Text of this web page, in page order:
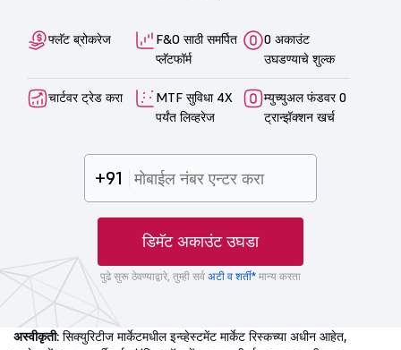
फ्लॅट ब्रोकरेज
F&O साठी समर्पित
प्लॅटफॉर्म
0 अकाउंट
उघडण्याचे शुल्क
चार्टवर ट्रेड करा
MTF सुविधा 4X
पर्यंत लिव्हरेज
म्युच्युअल फंडवर 0
ट्रान्झॅक्शन खर्च
+91
डिमॅट अकाउंट उघडा
पुढे सुरू ठेवण्याद्वारे, तुम्ही सर्व अटी व शर्ती* मान्य करता
अस्वीकृती: सिक्युरिटीज मार्केटमधील इन्व्हेस्टमेंट मार्केट रिस्कच्या अधीन आहेत,